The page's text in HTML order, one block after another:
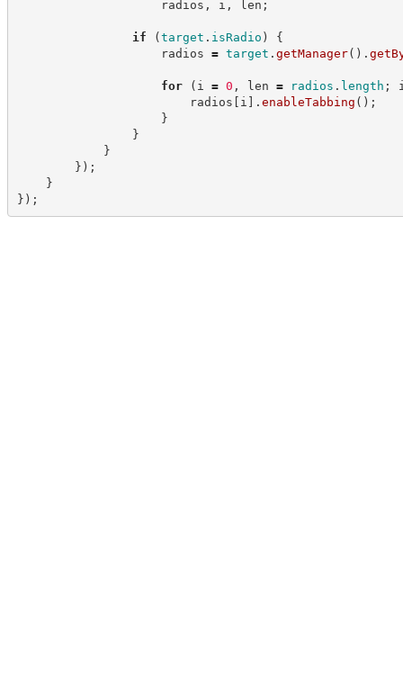
radios , i , len ;
if (target . isRadio )
{
radios = target . getManager( ) .
for ( i = 0 , len = radios . length ;
radios [ i ] . enableTabbing ( ) ;
}
}
}
} ) ;
}
} ) ;